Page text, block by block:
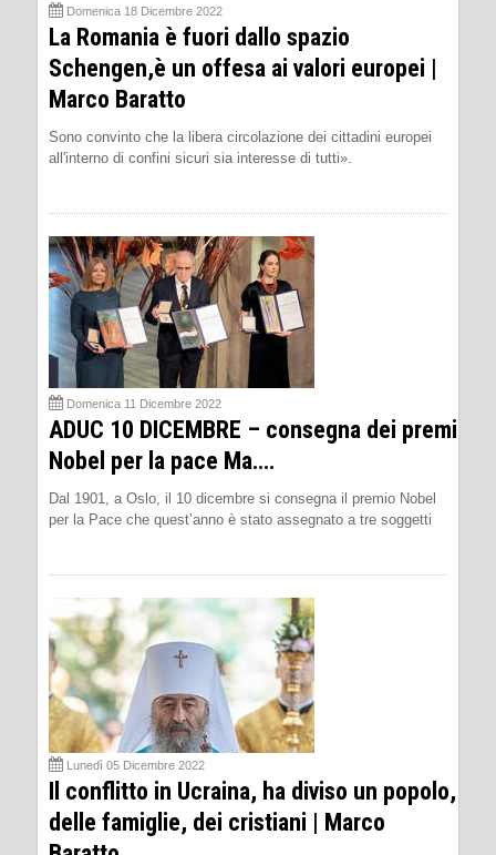
Domenica 18 Dicembre 2022
La Romania è fuori dallo spazio
Schengen,è un offesa ai valori europei |
Marco Baratto
Sono convinto che la libera circolazione dei cittadini europei
all'interno di confini sicuri sia interesse di tutti».
Domenica 11 Dicembre 2022
ADUC 10 DICEMBRE – consegna dei premi
Nobel per la pace Ma….
Dal 1901, a Oslo, il 10 dicembre si consegna il premio Nobel
per la Pace che quest’anno è stato assegnato a tre soggetti
Lunedì 05 Dicembre 2022
Il conflitto in Ucraina, ha diviso un popolo,
delle famiglie, dei cristiani | Marco